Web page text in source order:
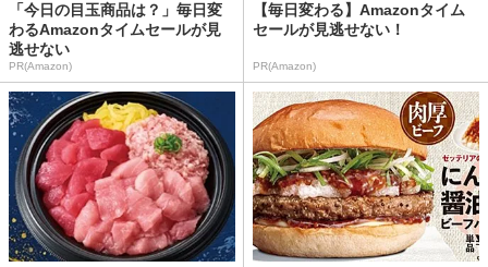
「今日の目玉商品は？」毎日変
わるAmazonタイムセールが見
逃せない
PR(Amazon)
【毎日変わる】Amazonタイム
セールが見逃せない！
PR(Amazon)